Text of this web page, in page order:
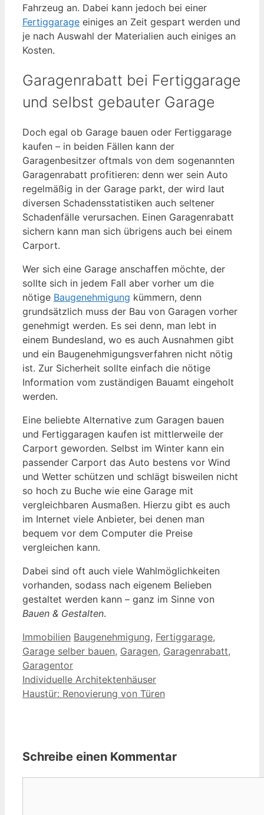
Fahrzeug an. Dabei kann jedoch bei einer
Fertiggarage einiges an Zeit gespart werden und
je nach Auswahl der Materialien auch einiges an
Kosten.
Garagenrabatt bei Fertiggarage
und selbst gebauter Garage
Doch egal ob Garage bauen oder Fertiggarage
kaufen – in beiden Fällen kann der
Garagenbesitzer oftmals von dem sogenannten
Garagenrabatt profitieren: denn wer sein Auto
regelmäßig in der Garage parkt, der wird laut
diversen Schadensstatistiken auch seltener
Schadenfälle verursachen. Einen Garagenrabatt
sichern kann man sich übrigens auch bei einem
Carport.
Wer sich eine Garage anschaffen möchte, der
sollte sich in jedem Fall aber vorher um die
nötige Baugenehmigung kümmern, denn
grundsätzlich muss der Bau von Garagen vorher
genehmigt werden. Es sei denn, man lebt in
einem Bundesland, wo es auch Ausnahmen gibt
und ein Baugenehmigungsverfahren nicht nötig
ist. Zur Sicherheit sollte einfach die nötige
Information vom zuständigen Bauamt eingeholt
werden.
Eine beliebte Alternative zum Garagen bauen
und Fertiggaragen kaufen ist mittlerweile der
Carport geworden. Selbst im Winter kann ein
passender Carport das Auto bestens vor Wind
und Wetter schützen und schlägt bisweilen nicht
so hoch zu Buche wie eine Garage mit
vergleichbaren Ausmaßen. Hierzu gibt es auch
im Internet viele Anbieter, bei denen man
bequem vor dem Computer die Preise
vergleichen kann.
Dabei sind oft auch viele Wahlmöglichkeiten
vorhanden, sodass nach eigenem Belieben
gestaltet werden kann – ganz im Sinne von
Bauen & Gestalten.
Kategorien
Immobilien Schlagwörter
Baugenehmigung, Fertiggarage,
Garage selber bauen, Garagen, Garagenrabatt,
Garagentor
Individuelle Architektenhäuser
Haustür: Renovierung von Türen
Schreibe einen Kommentar